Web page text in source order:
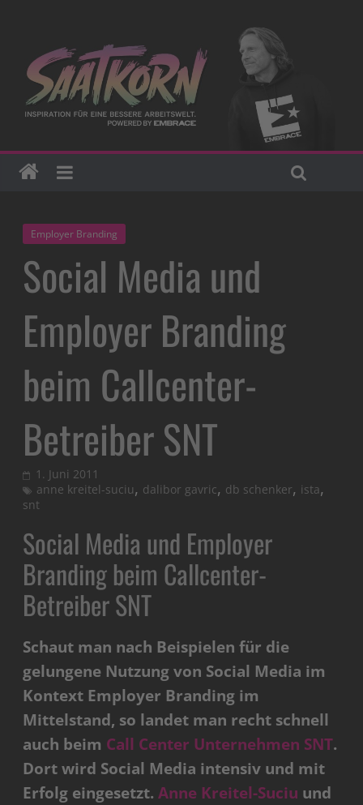
Employer Branding
Social Media und
Employer Branding
beim Callcenter-
Betreiber SNT
1. Juni 2011
anne kreitel-suciu, dalibor gavric, db schenker, ista,
snt
Social Media und Employer
Branding beim Callcenter-
Betreiber SNT
Schaut man nach Beispielen für die
gelungene Nutzung von Social Media im
Kontext Employer Branding im
Mittelstand, so landet man recht schnell
auch beim Call Center Unternehmen SNT.
Dort wird Social Media intensiv und mit
Erfolg eingesetzt.Anne Kreitel-Suciu und